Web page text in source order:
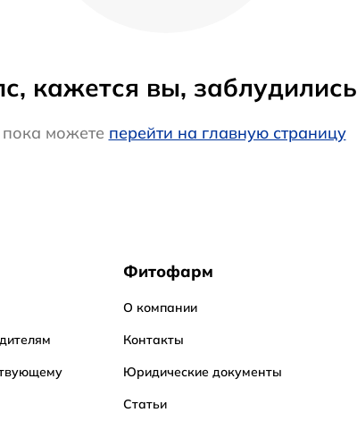
кажется вы, заблудились
можете перейти на главную страницу
Фитофарм
О компании
Контакты
Юридические документы
Статьи